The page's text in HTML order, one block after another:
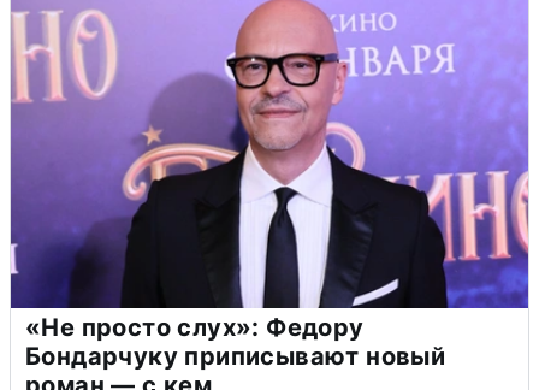
«Не просто слух»: Федору
Бондарчуку приписывают новый